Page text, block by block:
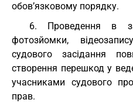
обов’язковому порядку.
6. Проведення в
фотозйомки,
судового засідання
створення перешкод у
учасниками судового
прав.